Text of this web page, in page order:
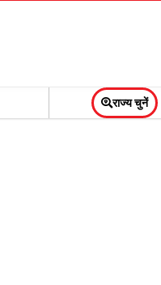
राज्य चुनें